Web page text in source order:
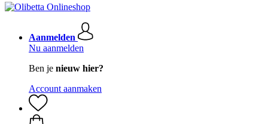
Aanmelden
Nu aanmelden
Ben je nieuw hier?
Account aanmaken